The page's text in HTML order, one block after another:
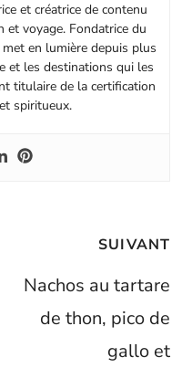
et créatrice de contenu
et voyage. Fondatrice du
en lumière depuis plus
et les destinations qui les
titulaire de la certification
spiritueux.
SUIVANT
Nachos au tartare
de thon, pico de
gallo et